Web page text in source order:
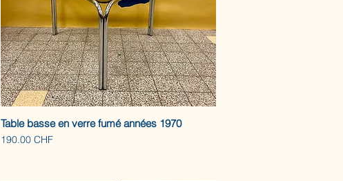
Table basse en verre fumé années 1970
Prix
190.00 CHF